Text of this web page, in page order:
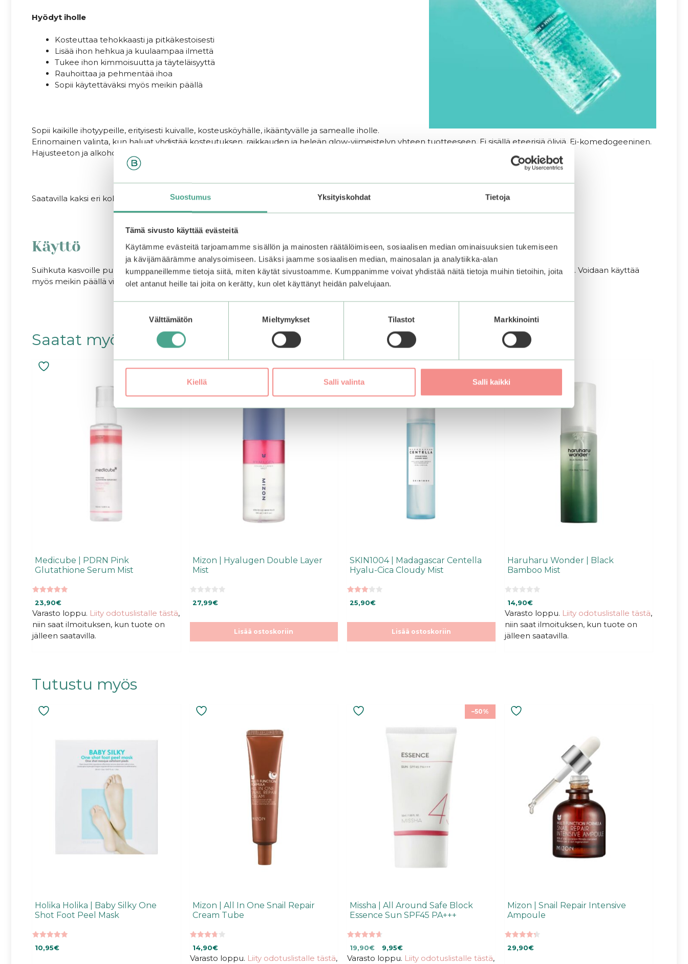
Suostumus Yksityiskohdat Tietoja
Tämä sivusto käyttää evästeitä
Käytämme evästeitä tarjoamamme sisällön ja mainosten räätälöimiseen, sosiaalisen median ominaisuuksien tukemiseen
ja kävijämäärämme analysoimiseen. Lisäksi jaamme sosiaalisen median, mainosalan ja analytiikka-alan
kumppaneillemme tietoja siitä, miten käytät sivustoamme. Kumppanimme voivat yhdistää näitä tietoja muihin tietoihin, joita
olet antanut heille tai joita on kerätty, kun olet käyttänyt heidän palvelujaan.
Välttämätön Mieltymykset Tilastot Markkinointi
Kiellä Salli valinta Salli kaikki
Hyödyt iholle
Kosteuttaa tehokkaasti ja pitkäkestoisesti
Lisää ihon hehkua ja kuulaampaa ilmettä
Tukee ihon kimmoisuutta ja täyteläisyyttä
Rauhoittaa ja pehmentää ihoa
Sopii käytettäväksi myös meikin päällä
Sopii kaikille ihotyypeille, erityisesti kuivalle, kosteusköyhälle, ikääntyvälle ja samealle iholle.
Erinomainen valinta, kun haluat yhdistää kosteutuksen, raikkauden ja heleän glow-viimeistelyn yhteen tuotteeseen. Ei sisällä eteerisiä öljyjä. Ei-komedogeeninen.
Hajusteeton ja alkoholiton.
Saatavilla kaksi eri kokoa, täysikokoinen 100 ml ja matkakoko 30 ml (erinomainen laukkuun tai reissuun mukaan).
Käyttö
Suihkuta kasvoille puhdistuksen jälkeen kasvoveden tapaan tai milloin tahansa päivän aikana tuomaan iholle välitöntä kosteutusta ja hehkua. Voidaan käyttää
myös meikin päällä virkistävänä viimeistelynä.
Saatat myös pitää...
Medicube | PDRN Pink
Glutathione Serum Mist
5.00
5:stä
23,90€
Varasto loppu. Liity odotuslistalle tästä,
niin saat ilmoituksen, kun tuote on
jälleen saatavilla.
Mizon | Hyalugen Double Layer
Mist
0
5
t
27,99€
Lisää ostoskoriin
SKIN1004 | Madagascar Centella
Hyalu-Cica Cloudy Mist
3.00
5:stä
25,90€
Lisää ostoskoriin
Haruharu Wonder | Black
Bamboo Mist
0
:
s
t
14,90€
Varasto loppu. Liity odotuslistalle tästä,
niin saat ilmoituksen, kun tuote on
jälleen saatavilla.
Tutustu myös
Holika Holika | Baby Silky One
Shot Foot Peel Mask
5:stä
10,95€
Mizon | All In One Snail Repair
Cream Tube
5:stä
14,90€
Varasto loppu. Liity odotuslistalle tästä,
–50%
Missha | All Around Safe Block
Essence Sun SPF45 PA+++
5:stä
Alkuperäinen
hinta
19,90€Nykyinen
hinta
9,95€
Varasto loppu. Liity odotuslistalle tästä,
Mizon | Snail Repair Intensive
Ampoule
5:stä
29,90€